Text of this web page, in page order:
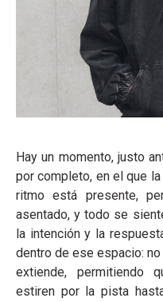
Hay un momento, justo
por completo, en el que
ritmo está presente,
asentado, y todo se
la intención y la
dentro de ese espacio:
extiende, permitiendo
estiren por la pista